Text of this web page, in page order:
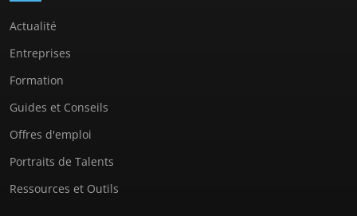
Actualité
Entreprises
Formation
Guides et Conseils
Offres d'emploi
Portraits de Talents
Ressources et Outils